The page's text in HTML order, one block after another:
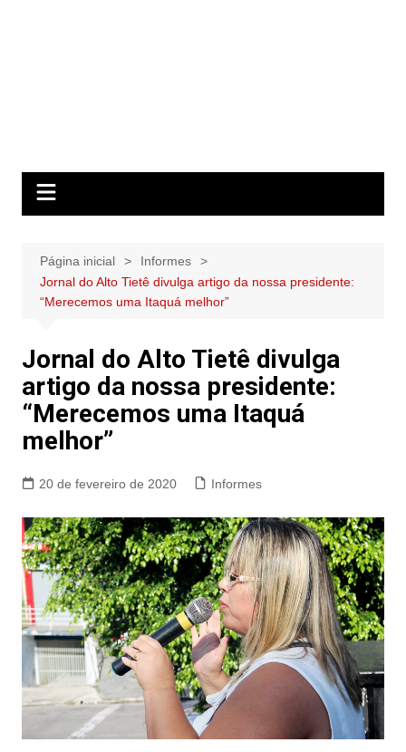
Página inicial
Informes
Jornal do Alto Tietê divulga artigo da nossa presidente:
“Merecemos uma Itaquá melhor”
Jornal do Alto Tietê divulga
artigo da nossa presidente:
“Merecemos uma Itaquá
melhor”
20 de fevereiro de 2020 Informes